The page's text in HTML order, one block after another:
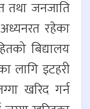
तथा जनजाति
अध्यनरत रहेका
बिद्यालय
लागि इटहरी
खरिद गर्न